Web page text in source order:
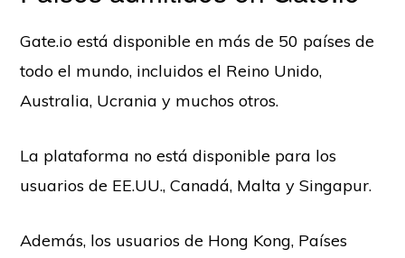
Gate.io está disponible en más de 50 países de
todo el mundo, incluidos el Reino Unido,
Australia, Ucrania y muchos otros.
La plataforma no está disponible para los
usuarios de EE.UU., Canadá, Malta y Singapur.
Además, los usuarios de Hong Kong, Países